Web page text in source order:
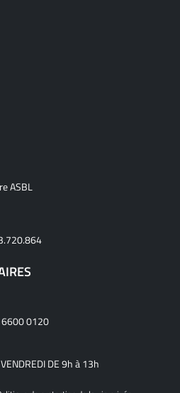
ASBL
6600 0120
DE 9h à 13h